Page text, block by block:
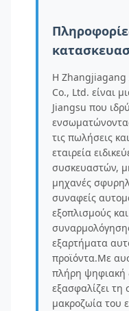
Η Zhangjiagang
Co., Ltd. είναι
Jiangsu που
τις πωλήσεις
εταιρεία
συσκευαστών,
μηχανές
συναφείς
εξοπλισμούς
εξαρτήματα
προϊόντα.Με
πλήρη ψηφιακή
εξασφαλίζει τη
μακροζωία του